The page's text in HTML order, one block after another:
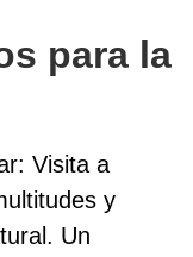
para la
Visita a
y
Un